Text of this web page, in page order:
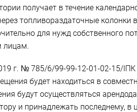
получает в течение
топливораздаточные
для нужд собственного
лицам.
г. № 785/6/99-99-12-01-02-15/ІПК
будет находиться в
будут осуществляться
и принадлежать последнему, в